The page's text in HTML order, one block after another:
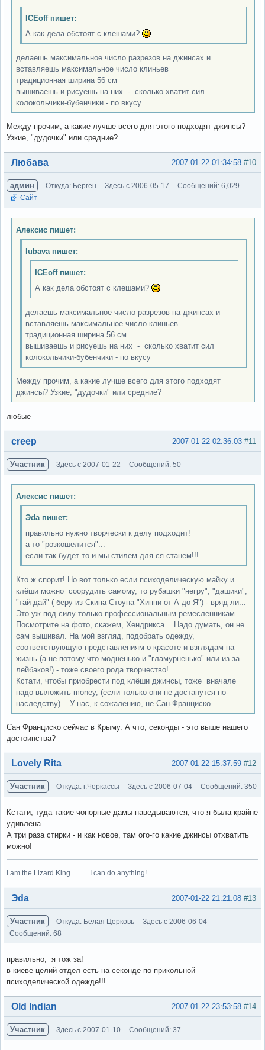
ICEoff пишет:
А как дела обстоят с клешами?
делаешь максимальное число разрезов на джинсах и
вставляешь максимальное число клиньев
традиционная ширина 56 см
вышиваешь и рисуешь на них - сколько хватит сил
колокольчики-бубенчики - по вкусу
Между прочим, а какие лучше всего для этого подходят джинсы?
Узкие, "дудочки" или средние?
Вне форума #10
2007-01-22 01:34:58
Любава
админ Откуда: Берген Здесь с 2006-05-17
Сообщений: 6,029
Сайт
Алексис пишет:
lubava пишет:
ICEoff пишет:
А как дела обстоят с клешами?
делаешь максимальное число разрезов на джинсах и
вставляешь максимальное число клиньев
традиционная ширина 56 см
вышиваешь и рисуешь на них - сколько хватит сил
колокольчики-бубенчики - по вкусу
Между прочим, а какие лучше всего для этого подходят
джинсы? Узкие, "дудочки" или средние?
любые
Вне форума #11
2007-01-22 02:36:03
creep
Участник Здесь с 2007-01-22 Сообщений: 50
Алексис пишет:
Эda пишет:
правильно нужно творчески к делу подходит!
а то "розкошелится"...
если так будет то и мы стилем для ся станем!!!
Кто ж спорит! Но вот только если психоделическую майку и
клёши можно соорудить самому, то рубашки "негру", "дашики",
"тай-дай" ( беру из Скипа Стоуна "Хиппи от А до Я") - вряд ли...
Это уж под силу только профессиональным ремесленникам...
Посмотрите на фото, скажем, Хендрикса... Надо думать, он не
сам вышивал. На мой взгляд, подобрать одежду,
соответствующую представлениям о красоте и взглядам на
жизнь (а не потому что модненько и "гламурненько" или из-за
лейбаков!) - тоже своего рода творчество!..
Кстати, чтобы приобрести под клёши джинсы, тоже вначале
надо выложить money, (если только они не достанутся по-
наследству)... У нас, к сожалению, не Сан-Франциско...
Сан Франциско сейчас в Крыму. А что, секонды - это выше нашего
достоинства?
Вне форума #12
2007-01-22 15:37:59
Lovely Rita
Участник Откуда: г.Черкассы Здесь с 2006-07-04 Сообщений: 350
Кстати, туда такие чопорные дамы наведываются, что я была крайне
удивлена...
А три раза стирки - и как новое, там ого-го какие джинсы отхватить
можно!
I am the Lizard King I can do anything!
Вне форума #13
2007-01-22 21:21:08
Эda
Участник Откуда: Белая Церковь
Здесь с 2006-06-04
Сообщений: 68
правильно, я тож за!
в киеве целий отдел есть на секонде по прикольной
психоделической одежде!!!
Вне форума #14
2007-01-22 23:53:58
Old Indian
Участник Здесь с 2007-01-10 Сообщений: 37